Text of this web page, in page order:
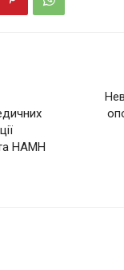
та НАМН